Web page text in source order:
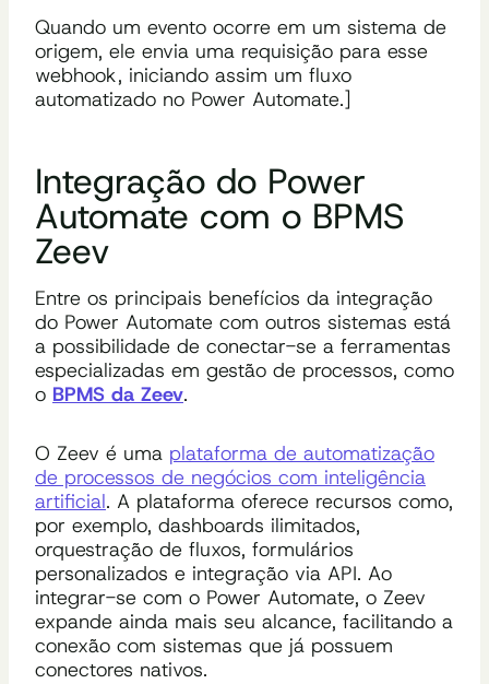
Quando um evento ocorre em um sistema de
origem, ele envia uma requisição para esse
webhook, iniciando assim um fluxo
automatizado no Power Automate.]
Integração do Power
Automate com o BPMS
Zeev
Entre os principais benefícios da integração
do Power Automate com outros sistemas está
a possibilidade de conectar-se a ferramentas
especializadas em gestão de processos, como
o BPMS da Zeev.
O Zeev é uma plataforma de automatização
de processos de negócios com inteligência
artificial. A plataforma oferece recursos como,
por exemplo, dashboards ilimitados,
orquestração de fluxos, formulários
personalizados e integração via API. Ao
integrar-se com o Power Automate, o Zeev
expande ainda mais seu alcance, facilitando a
conexão com sistemas que já possuem
conectores nativos.